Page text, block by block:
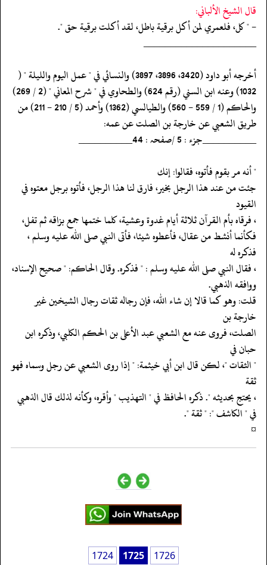
قال الشيخ الألباني:
- " كل، فلعمري لمن أكل برقية باطل، لقد أكلت برقية حق ".
‏‏‏‏_____________________
‏‏‏‏أخرجه أبو داود (3420، 3896، 3897) والنسائي في " عمل اليوم والليلة " (
‏‏‏‏والحاكم (1 / 559 - 560) والطيالسي (1362) وأحمد (5 / 210 - 211) من
‏‏‏‏طريق الشعبي عن خارجة بن الصلت عن عمه:
‏‏‏‏__________جزء : 5 /صفحہ : 44__________
‏‏‏‏" أنه مر بقوم فأتوه، فقالوا: إنك
‏‏‏‏جئت من عند هذا الرجل بخير، فارق لنا هذا الرجل، فأتوه برجل معتوه في
القيود
‏‏‏‏، فرقاه بأم القرآن ثلاثة أيام غدوة وعشية، كلما ختمها جمع بزاقه ثم تفل،
‏‏‏‏فكأنما أنشط من عقال، فأعطوه شيئا، فأتى النبي صلى الله عليه وسلم ،
فذكره له
‏‏‏‏، فقال النبي صلى الله عليه وسلم : " فذكره. وقال الحاكم: " صحيح الإسناد،
‏‏‏‏ووافقه الذهبي.
‏‏‏‏قلت: وهو كما قالا إن شاء الله، فإن رجاله ثقات رجال الشيخين غير
خارجة بن
‏‏‏‏الصلت، فروى عنه مع الشعبي عبد الأعلى بن الحكم الكلبي، وذكره ابن
حبان في
‏‏‏‏" الثقات "، لكن قال ابن أبي خيثمة: " إذا روى الشعبي عن رجل وسماه فهو
ثقة
‏‏‏‏، يحتج بحديثه ". ذكره الحافظ في " التهذيب " وأقره، وكأنه لذلك قال الذهبي
‏‏‏‏في " الكاشف ": " ثقة ".
‏‏‏‏¤
1724 1725 1726